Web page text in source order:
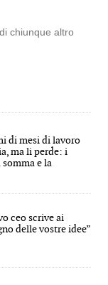
chiunque altro
di mesi di lavoro
ma li perde: i
e la
ceo scrive ai
delle vostre idee”